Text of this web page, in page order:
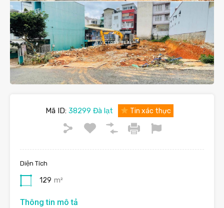
Mã ID: 38299 Đà lạt Tin xác thực
Diện Tích
129 m²
Thông tin mô tả